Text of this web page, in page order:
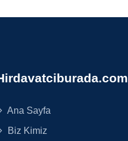
Ana Sayfa
Biz Kimiz